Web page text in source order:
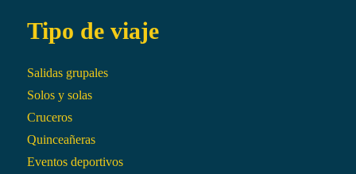
Tipo de viaje
Salidas grupales
Solos y solas
Cruceros
Quinceañeras
Eventos deportivos